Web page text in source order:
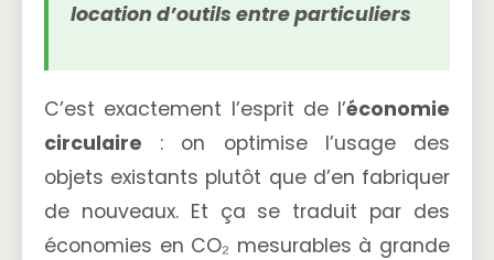
location d’outils entre particuliers
C’est exactement l’esprit de l’économie
circulaire : on optimise l’usage des
objets existants plutôt que d’en fabriquer
de nouveaux. Et ça se traduit par des
économies en CO₂ mesurables à grande